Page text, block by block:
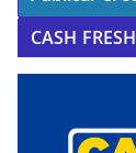
CASH FRESH